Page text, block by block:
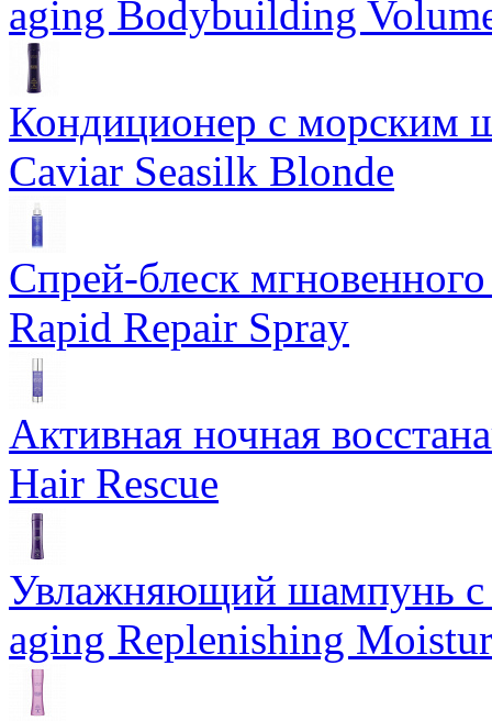
aging Bodybuilding
Кондиционер с морским
Caviar Seasilk Blonde
Спрей-блеск
Rapid Repair Spray
Активная ночная
Hair Rescue
Увлажняющий шампунь
aging Replenishing